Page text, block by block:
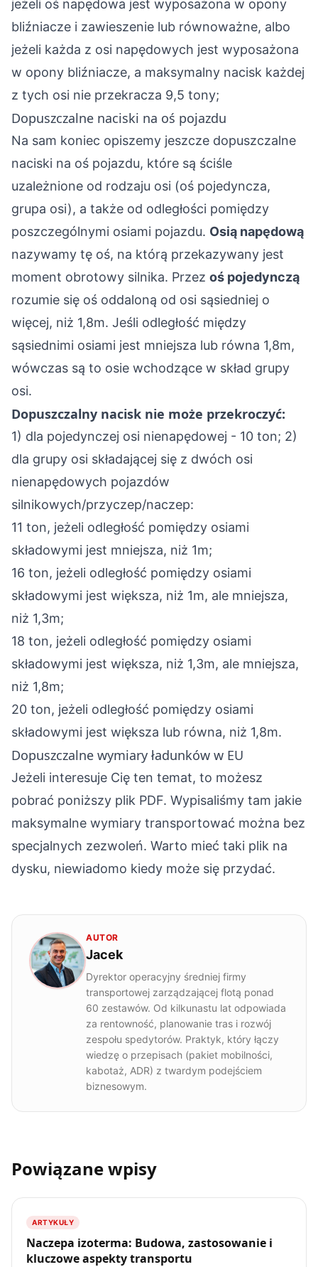
jeżeli oś napędowa jest wyposażona w opony
bliźniacze i zawieszenie lub równoważne, albo
jeżeli każda z osi napędowych jest wyposażona
w opony bliźniacze, a maksymalny nacisk każdej
z tych osi nie przekracza 9,5 tony;
Dopuszczalne naciski na oś pojazdu
Na sam koniec opiszemy jeszcze dopuszczalne
naciski na oś pojazdu, które są ściśle
uzależnione od rodzaju osi (oś pojedyncza,
grupa osi), a także od odległości pomiędzy
poszczególnymi osiami pojazdu. Osią napędową
nazywamy tę oś, na którą przekazywany jest
moment obrotowy silnika. Przez oś pojedynczą
rozumie się oś oddaloną od osi sąsiedniej o
więcej, niż 1,8m. Jeśli odległość między
sąsiednimi osiami jest mniejsza lub równa 1,8m,
wówczas są to osie wchodzące w skład grupy
osi.
Dopuszczalny nacisk nie może przekroczyć:
1) dla pojedynczej osi nienapędowej - 10 ton; 2)
dla grupy osi składającej się z dwóch osi
nienapędowych pojazdów
silnikowych/przyczep/naczep:
11 ton, jeżeli odległość pomiędzy osiami
składowymi jest mniejsza, niż 1m;
16 ton, jeżeli odległość pomiędzy osiami
składowymi jest większa, niż 1m, ale mniejsza,
niż 1,3m;
18 ton, jeżeli odległość pomiędzy osiami
składowymi jest większa, niż 1,3m, ale mniejsza,
niż 1,8m;
20 ton, jeżeli odległość pomiędzy osiami
składowymi jest większa lub równa, niż 1,8m.
Dopuszczalne wymiary ładunków w EU
Jeżeli interesuje Cię ten temat, to możesz
pobrać poniższy plik PDF. Wypisaliśmy tam jakie
maksymalne wymiary transportować można bez
specjalnych zezwoleń. Warto mieć taki plik na
dysku, niewiadomo kiedy może się przydać.
AUTOR
Jacek
Dyrektor operacyjny średniej firmy
transportowej zarządzającej flotą ponad
60 zestawów. Od kilkunastu lat odpowiada
za rentowność, planowanie tras i rozwój
zespołu spedytorów. Praktyk, który łączy
wiedzę o przepisach (pakiet mobilności,
kabotaż, ADR) z twardym podejściem
biznesowym.
Powiązane wpisy
ARTYKUŁY
Naczepa izoterma: Budowa, zastosowanie i
kluczowe aspekty transportu